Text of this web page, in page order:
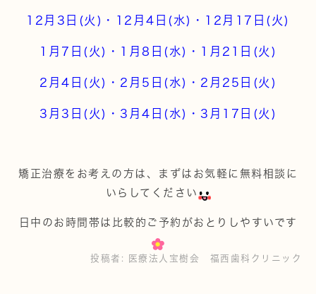
12月3日(火)・12月4日(水)・12月17日(火)
1月7日(火)・1月8日(水)・1月21日(火)
2月4日(火)・2月5日(水)・2月25日(火)
3月3日(火)・3月4日(水)・3月17日(火)
矯正治療をお考えの方は、まずはお気軽に無料相談に
いらしてください
日中のお時間帯は比較的ご予約がおとりしやすいです
投稿者: 医療法人宝樹会 福西歯科クリニック